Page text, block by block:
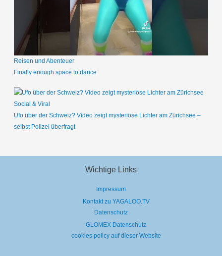
Reisen und Abenteuer
Finally enough space to dance
Social & Viral
Ufo über der Schweiz? Video zeigt mysteriöse Lichter am Zürichsee –
selbst Polizei überfragt
Wichtige Links
Impressum
Kontakt zu YAGALOO.TV
Datenschutz
GLOMEX Datenschutz
cookies policy auf dieser Website